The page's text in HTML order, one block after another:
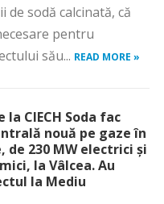
sodă calcinată, că
pentru
său... READ MORE »
la CIECH Soda fac
nouă pe gaze în
de 230 MW electrici și
la Vâlcea. Au
la Mediu